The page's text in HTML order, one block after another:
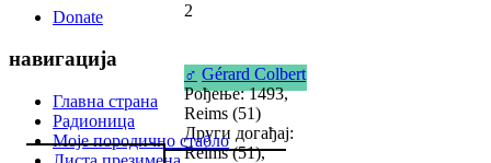
2
♂ Gérard Colbert
Рођење: 1493,
Reims (51)
Други догађај:
Reims (51),
Donate
навигација
Главна страна
Радионица
Моје породично стабло